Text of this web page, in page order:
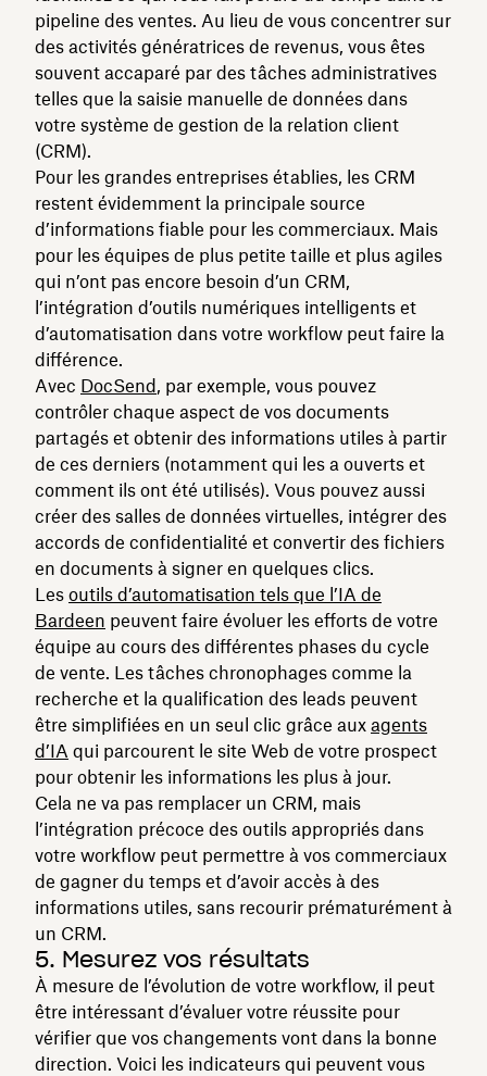
pipeline des ventes. Au lieu de vous concentrer sur
des activités génératrices de revenus, vous êtes
souvent accaparé par des tâches administratives
telles que la saisie manuelle de données dans
votre système de gestion de la relation client
(CRM).
Pour les grandes entreprises établies, les CRM
restent évidemment la principale source
d’informations fiable pour les commerciaux. Mais
pour les équipes de plus petite taille et plus agiles
qui n’ont pas encore besoin d’un CRM,
l’intégration d’outils numériques intelligents et
d’automatisation dans votre workflow peut faire la
différence.
Avec DocSend, par exemple, vous pouvez
contrôler chaque aspect de vos documents
partagés et obtenir des informations utiles à partir
de ces derniers (notamment qui les a ouverts et
comment ils ont été utilisés). Vous pouvez aussi
créer des salles de données virtuelles, intégrer des
accords de confidentialité et convertir des fichiers
en documents à signer en quelques clics.
Les outils d’automatisation tels que l’IA de
Bardeen peuvent faire évoluer les efforts de votre
équipe au cours des différentes phases du cycle
de vente. Les tâches chronophages comme la
recherche et la qualification des leads peuvent
être simplifiées en un seul clic grâce aux agents
d’IA qui parcourent le site Web de votre prospect
pour obtenir les informations les plus à jour.
Cela ne va pas remplacer un CRM, mais
l’intégration précoce des outils appropriés dans
votre workflow peut permettre à vos commerciaux
de gagner du temps et d’avoir accès à des
informations utiles, sans recourir prématurément à
un CRM.
5. Mesurez vos résultats
À mesure de l’évolution de votre workflow, il peut
être intéressant d’évaluer votre réussite pour
vérifier que vos changements vont dans la bonne
direction. Voici les indicateurs qui peuvent vous